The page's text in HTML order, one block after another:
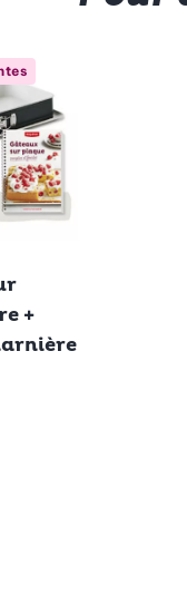
+
à la liste de souhaits.